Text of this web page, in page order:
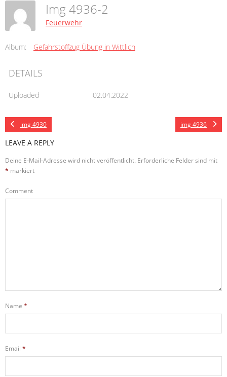
Img 4936-2
Feuerwehr
Album: Gefahrstoffzug Übung in Wittlich
DETAILS
Uploaded 02.04.2022
img 4930 img 4936
LEAVE A REPLY
Deine E-Mail-Adresse wird nicht veröffentlicht. Erforderliche Felder sind mit
* markiert
Comment
Name *
Email *